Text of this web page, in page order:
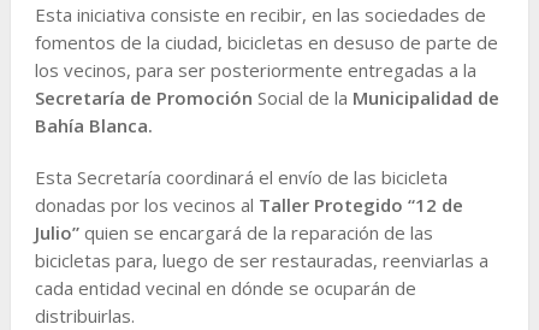
Esta iniciativa consiste en recibir, en las sociedades de
fomentos de la ciudad, bicicletas en desuso de parte de
los vecinos, para ser posteriormente entregadas a la
Secretaría de Promoción Social de la Municipalidad de
Bahía Blanca.
Esta Secretaría coordinará el envío de las bicicleta
donadas por los vecinos al Taller Protegido “12 de
Julio”quien se encargará de la reparación de las
bicicletas para, luego de ser restauradas, reenviarlas a
cada entidad vecinal en dónde se ocuparán de
distribuirlas.